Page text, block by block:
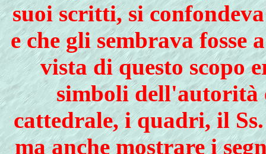
suoi scritti, si
e che gli sembrava
vista di questo scopo
simboli dell'autorità
cattedrale, i quadri, il
ma anche mostrare i